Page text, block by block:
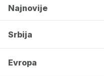
Najnovije
Srbija
Evropa